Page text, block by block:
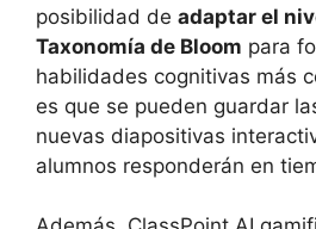
posibilidad de adaptar el
Taxonomía de Bloom para
habilidades cognitivas más
es que se pueden guardar
nuevas diapositivas
alumnos responderán en